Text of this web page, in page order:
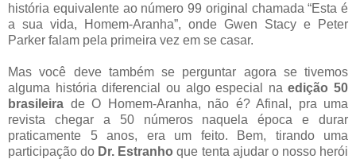
história equivalente ao número 99 original chamada “Esta é
a sua vida, Homem-Aranha”, onde Gwen Stacy e Peter
Parker falam pela primeira vez em se casar.
Mas você deve também se perguntar agora se tivemos
alguma história diferencial ou algo especial naedição 50
brasileira de O Homem-Aranha, não é? Afinal, pra uma
revista chegar a 50 números naquela época e durar
praticamente 5 anos, era um feito. Bem, tirando uma
participação do Dr. Estranhoque tenta ajudar o nosso herói